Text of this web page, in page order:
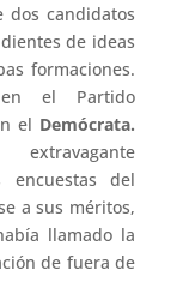
candidatos
de ideas
formaciones.
el Partido
el Demócrata.
encuestas del
a sus méritos,
llamado la
de fuera de